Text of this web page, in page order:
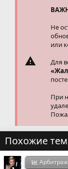
Не
или
Для
При
Похожие